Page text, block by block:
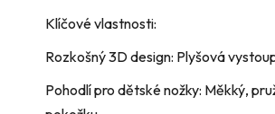
​Klíčové vlastnosti:
​Rozkošný 3D design: Plyšová
​Pohodlí pro dětské nožky: Měkký,